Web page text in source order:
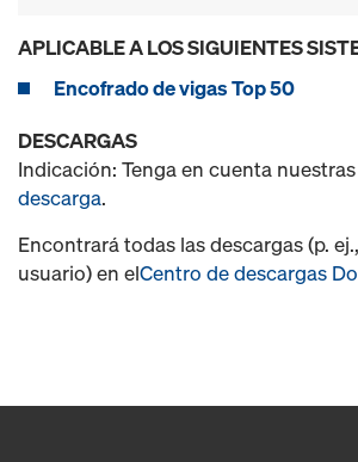
APLICABLE A LOS SIGUIENTES
Encofrado de vigas Top 50
DESCARGAS
Indicación: Tenga en cuenta nuestras
descarga.
Encontrará todas las descargas (p.
usuario) en elCentro de descargas